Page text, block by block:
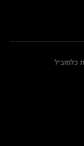
כלמוביל